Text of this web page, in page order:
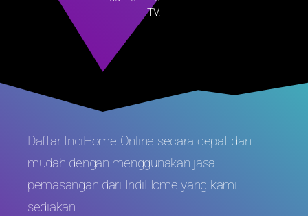
TV.
Daftar IndiHome Online secara cepat dan
mudah dengan menggunakan jasa
pemasangan dari IndiHome yang kami
sediakan.